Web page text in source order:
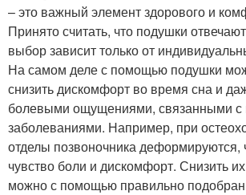
– это важный элемент здорового и
Принято считать, что подушки
выбор зависит только от
На самом деле с помощью подушки
снизить дискомфорт во время сна и
болевыми ощущениями, связанными с
заболеваниями. Например, при
отделы позвоночника деформируются,
чувство боли и дискомфорт. Снизить
можно с помощью правильно